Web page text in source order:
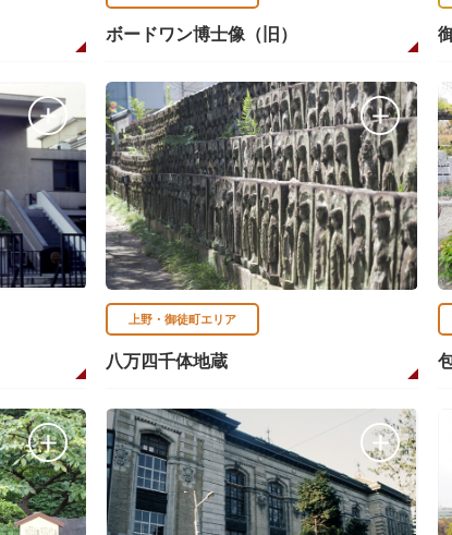
ボードワン博士像（旧）
上野・御徒町エリア
八万四千体地蔵